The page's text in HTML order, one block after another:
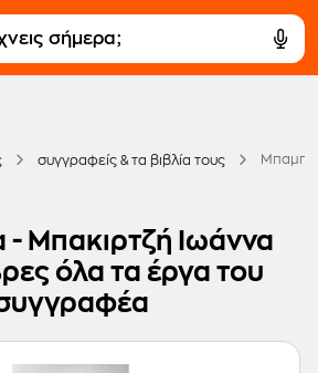
συγγραφείς & τα βιβλία τους
- Μπακιρτζή Ιωάννα
όλα τα έργα του